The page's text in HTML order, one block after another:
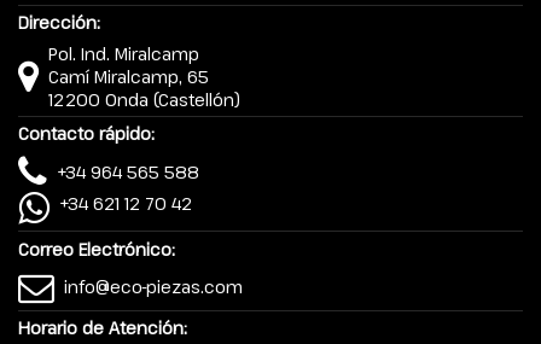
Dirección:
Pol. Ind. Miralcamp
Camí Miralcamp, 65
12200 Onda (Castellón)
Contacto rápido:
+34 964 565 588
+34 621 12 70 42
Correo Electrónico:
info@eco-piezas.com
Horario de Atención: